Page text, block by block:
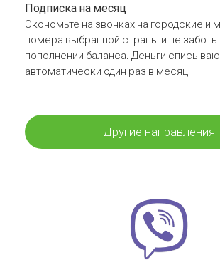
Подписка на месяц
Экономьте на звонках на городские и
номера выбранной страны и не
пополнении баланса. Деньги
автоматически один раз в месяц
Другие направления